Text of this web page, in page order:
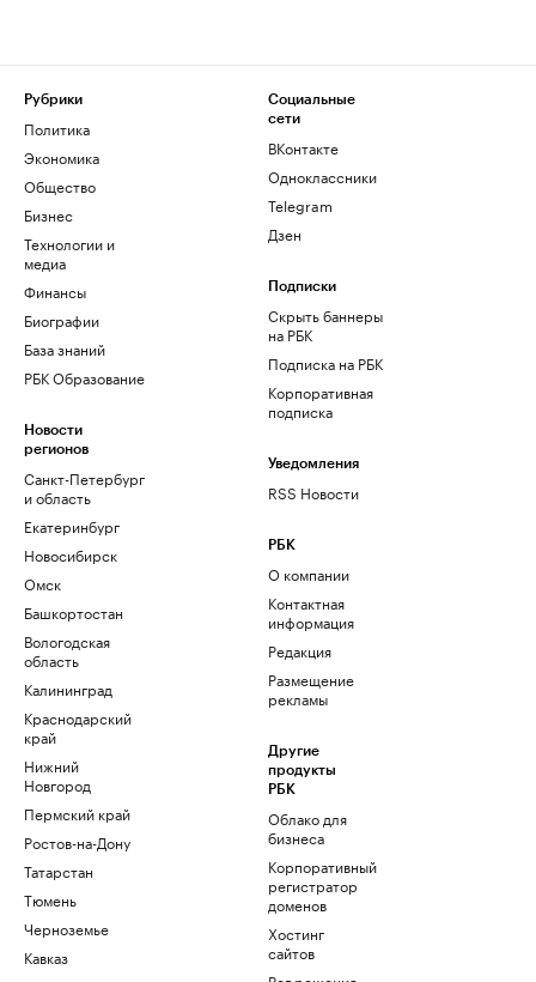
Рубрики
Политика
Экономика
Общество
Бизнес
Технологии и
медиа
Финансы
Биографии
База знаний
РБК Образование
Новости
регионов
Санкт-Петербург
и область
Екатеринбург
Новосибирск
Омск
Башкортостан
Вологодская
область
Калининград
Краснодарский
край
Нижний
Новгород
Пермский край
Ростов-на-Дону
Татарстан
Тюмень
Черноземье
Кавказ
Социальные
сети
ВКонтакте
Одноклассники
Telegram
Дзен
Подписки
Скрыть баннеры
на РБК
Подписка на РБК
Корпоративная
подписка
Уведомления
RSS Новости
РБК
О компании
Контактная
информация
Редакция
Размещение
рекламы
Другие
продукты
РБК
Облако для
бизнеса
Корпоративный
регистратор
доменов
Хостинг
сайтов